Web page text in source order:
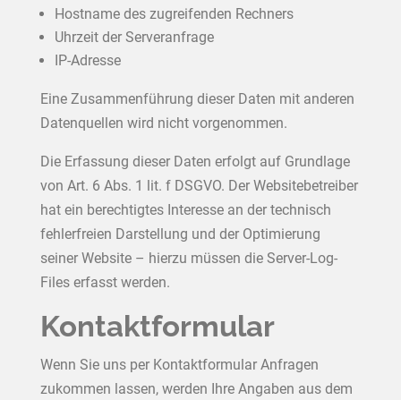
Hostname des zugreifenden Rechners
Uhrzeit der Serveranfrage
IP-Adresse
Eine Zusammenführung dieser Daten mit anderen
Datenquellen wird nicht vorgenommen.
Die Erfassung dieser Daten erfolgt auf Grundlage
von Art. 6 Abs. 1 lit. f DSGVO. Der Websitebetreiber
hat ein berechtigtes Interesse an der technisch
fehlerfreien Darstellung und der Optimierung
seiner Website – hierzu müssen die Server-Log-
Files erfasst werden.
Kontaktformular
Wenn Sie uns per Kontaktformular Anfragen
zukommen lassen, werden Ihre Angaben aus dem